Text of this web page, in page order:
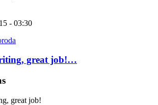
- 03:30
great job!…
great job!